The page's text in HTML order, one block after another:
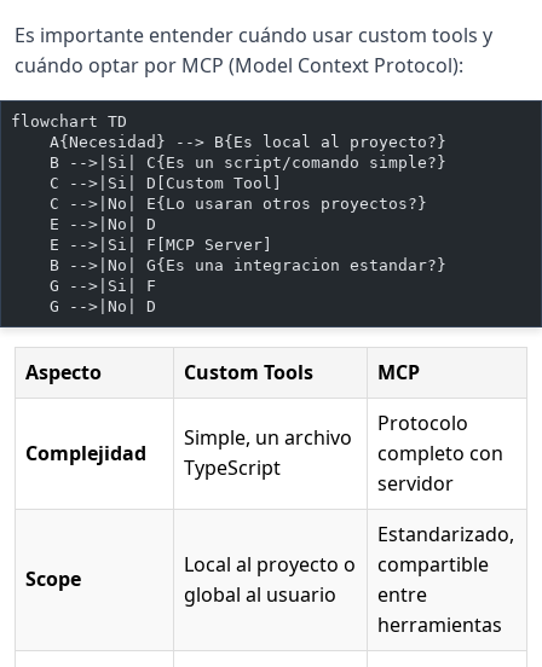
Es importante entender cuándo usar custom tools y
cuándo optar por MCP (Model Context Protocol):
flowchart TD
    A{Necesidad} --> B{Es local al proyecto?}
    B -->|Si| C{Es un script/comando simple?}
    C -->|Si| D[Custom Tool]
    C -->|No| E{Lo usaran otros proyectos?}
    E -->|No| D
    E -->|Si| F[MCP Server]
    B -->|No| G{Es una integracion estandar?}
    G -->|Si| F
    G -->|No| D
Aspecto Custom Tools MCP
Complejidad
Simple, un archivo
TypeScript
Protocolo
completo con
servidor
Scope
Local al proyecto o
global al usuario
Estandarizado,
compartible
entre
herramientas